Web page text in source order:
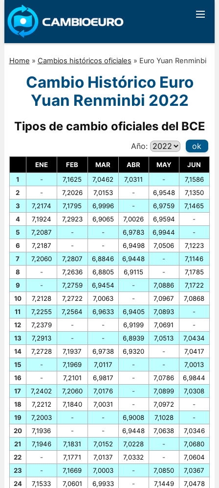
Home » Cambios históricos oficiales » Euro Yuan Renminbi
Cambio Histórico Euro
Yuan Renminbi 2022
Tipos de cambio oficiales del BCE
Año: ok
ENE FEB MAR ABR MAY
JUN
1
2
3
4
5
6
7
8
9
10
11
12
13
14
15
16
17
18
19
20
21
22
23
24
-
-
7,2174
7,1924
7,2087
7,2187
7,2060
-
-
7,2128
7,2255
7,2379
7,2913
7,2728
-
-
7,2402
7,2212
7,2003
7,1936
7,1946
-
-
7,1533
7,1625
7,2026
7,1795
7,2923
-
-
7,2807
7,2636
7,2759
7,2722
7,2564
-
-
7,1937
7,1969
7,2101
7,2060
7,1840
-
-
7,1831
7,1771
7,1669
7,0601
7,0462
7,0153
6,9996
6,9065
-
-
6,8846
6,8805
6,9454
7,0063
6,9633
-
-
6,9738
7,0117
6,9817
7,0176
7,0031
-
-
7,0152
7,0137
7,0003
6,9933
7,0311
-
-
7,0026
6,9783
6,9498
6,9448
6,9115
-
-
6,9405
6,9199
6,8939
6,9320
-
-
-
-
6,9008
6,9448
7,0228
7,0332
-
-
-
6,9548
6,9759
6,9594
6,9944
7,0506
-
-
7,0886
7,0967
7,0893
7,0691
7,0513
-
-
7,0786
7,0899
7,0972
7,1028
7,0638
-
-
7,0850
7,1449
7,1586
7,1350
7,1465
-
-
7,1223
7,1146
7,1785
7,1722
7,0868
-
-
7,0434
7,0417
7,0013
6,9844
7,0308
-
-
7,0346
7,0680
7,0604
7,0367
7,0478